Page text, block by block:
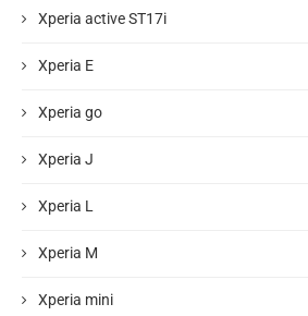
Xperia active ST17i
Xperia E
Xperia go
Xperia J
Xperia L
Xperia M
Xperia mini